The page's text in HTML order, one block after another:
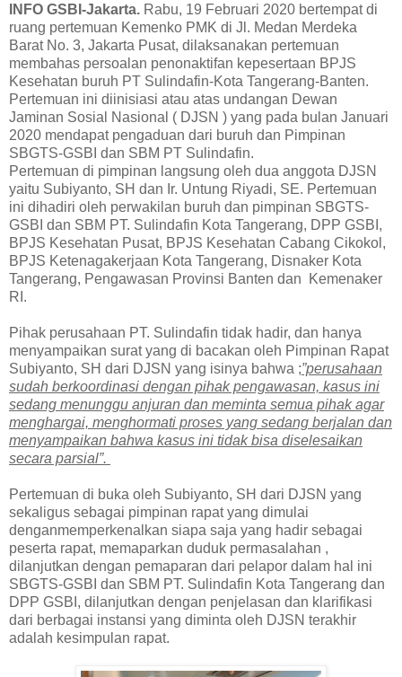
INFO GSBI-Jakarta. Rabu, 19 Februari 2020 bertempat di
ruang pertemuan Kemenko PMK di Jl. Medan Merdeka
Barat No. 3, Jakarta Pusat, dilaksanakan pertemuan
membahas persoalan penonaktifan kepesertaan BPJS
Kesehatan buruh PT Sulindafin-Kota Tangerang-Banten.
Pertemuan ini diinisiasi atau atas undangan Dewan
Jaminan Sosial Nasional ( DJSN ) yang pada bulan Januari
2020 mendapat pengaduan dari buruh dan Pimpinan
SBGTS-GSBI dan SBM PT Sulindafin.
Pertemuan di pimpinan langsung oleh dua anggota DJSN
yaitu Subiyanto, SH dan Ir. Untung Riyadi, SE. Pertemuan
ini dihadiri oleh perwakilan buruh dan pimpinan SBGTS-
GSBI dan SBM PT. Sulindafin Kota Tangerang, DPP GSBI,
BPJS Kesehatan Pusat, BPJS Kesehatan Cabang Cikokol,
BPJS Ketenagakerjaan Kota Tangerang, Disnaker Kota
Tangerang, Pengawasan Provinsi Banten dan Kemenaker
RI.
Pihak perusahaan PT. Sulindafin tidak hadir, dan hanya
menyampaikan surat yang di bacakan oleh Pimpinan Rapat
Subiyanto, SH dari DJSN yang isinya bahwa ;”perusahaan
sudah berkoordinasi dengan pihak pengawasan, kasus ini
sedang menunggu anjuran dan meminta semua pihak agar
menghargai, menghormati proses yang sedang berjalan dan
menyampaikan bahwa kasus ini tidak bisa diselesaikan
secara parsial”.
Pertemuan di buka oleh Subiyanto, SH dari DJSN yang
sekaligus sebagai pimpinan rapat yang dimulai
denganmemperkenalkan siapa saja yang hadir sebagai
peserta rapat, memaparkan duduk permasalahan ,
dilanjutkan dengan pemaparan dari pelapor dalam hal ini
SBGTS-GSBI dan SBM PT. Sulindafin Kota Tangerang dan
DPP GSBI, dilanjutkan dengan penjelasan dan klarifikasi
dari berbagai instansi yang diminta oleh DJSN terakhir
adalah kesimpulan rapat.